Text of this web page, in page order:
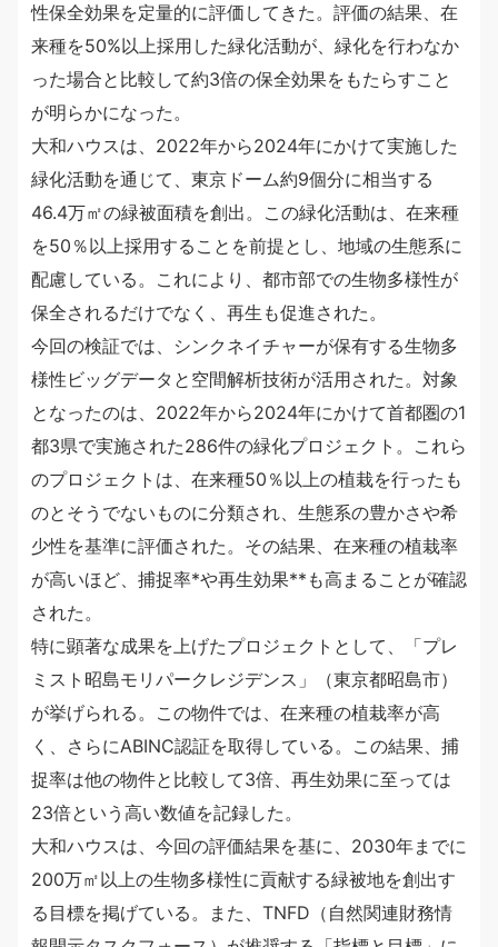
性保全効果を定量的に評価してきた。評価の結果、在
来種を50%以上採用した緑化活動が、緑化を行わなか
った場合と比較して約3倍の保全効果をもたらすこと
が明らかになった。
大和ハウスは、2022年から2024年にかけて実施した
緑化活動を通じて、東京ドーム約9個分に相当する
46.4万㎡の緑被面積を創出。この緑化活動は、在来種
を50％以上採用することを前提とし、地域の生態系に
配慮している。これにより、都市部での生物多様性が
保全されるだけでなく、再生も促進された。
今回の検証では、シンクネイチャーが保有する生物多
様性ビッグデータと空間解析技術が活用された。対象
となったのは、2022年から2024年にかけて首都圏の1
都3県で実施された286件の緑化プロジェクト。これら
のプロジェクトは、在来種50％以上の植栽を行ったも
のとそうでないものに分類され、生態系の豊かさや希
少性を基準に評価された。その結果、在来種の植栽率
が高いほど、捕捉率*や再生効果**も高まることが確認
された。
特に顕著な成果を上げたプロジェクトとして、「プレ
ミスト昭島モリパークレジデンス」（東京都昭島市）
が挙げられる。この物件では、在来種の植栽率が高
く、さらにABINC認証を取得している。この結果、捕
捉率は他の物件と比較して3倍、再生効果に至っては
23倍という高い数値を記録した。
大和ハウスは、今回の評価結果を基に、2030年までに
200万㎡以上の生物多様性に貢献する緑被地を創出す
る目標を掲げている。また、TNFD（自然関連財務情